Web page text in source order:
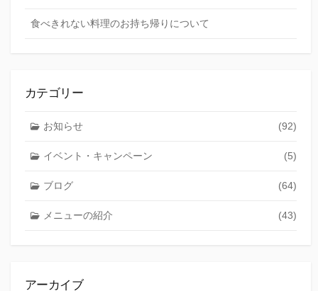
食べきれない料理のお持ち帰りについて
カテゴリー
お知らせ (92)
イベント・キャンペーン (5)
ブログ (64)
メニューの紹介 (43)
アーカイブ